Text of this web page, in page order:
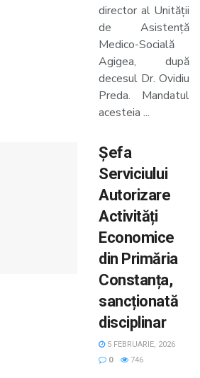
director al Unității
de Asistență
Medico-Socială
Agigea, după
decesul Dr. Ovidiu
Preda. Mandatul
acesteia ...
Șefa
Serviciului
Autorizare
Activități
Economice
din Primăria
Constanța,
sancționată
disciplinar
5 FEBRUARIE, 2026
0
746